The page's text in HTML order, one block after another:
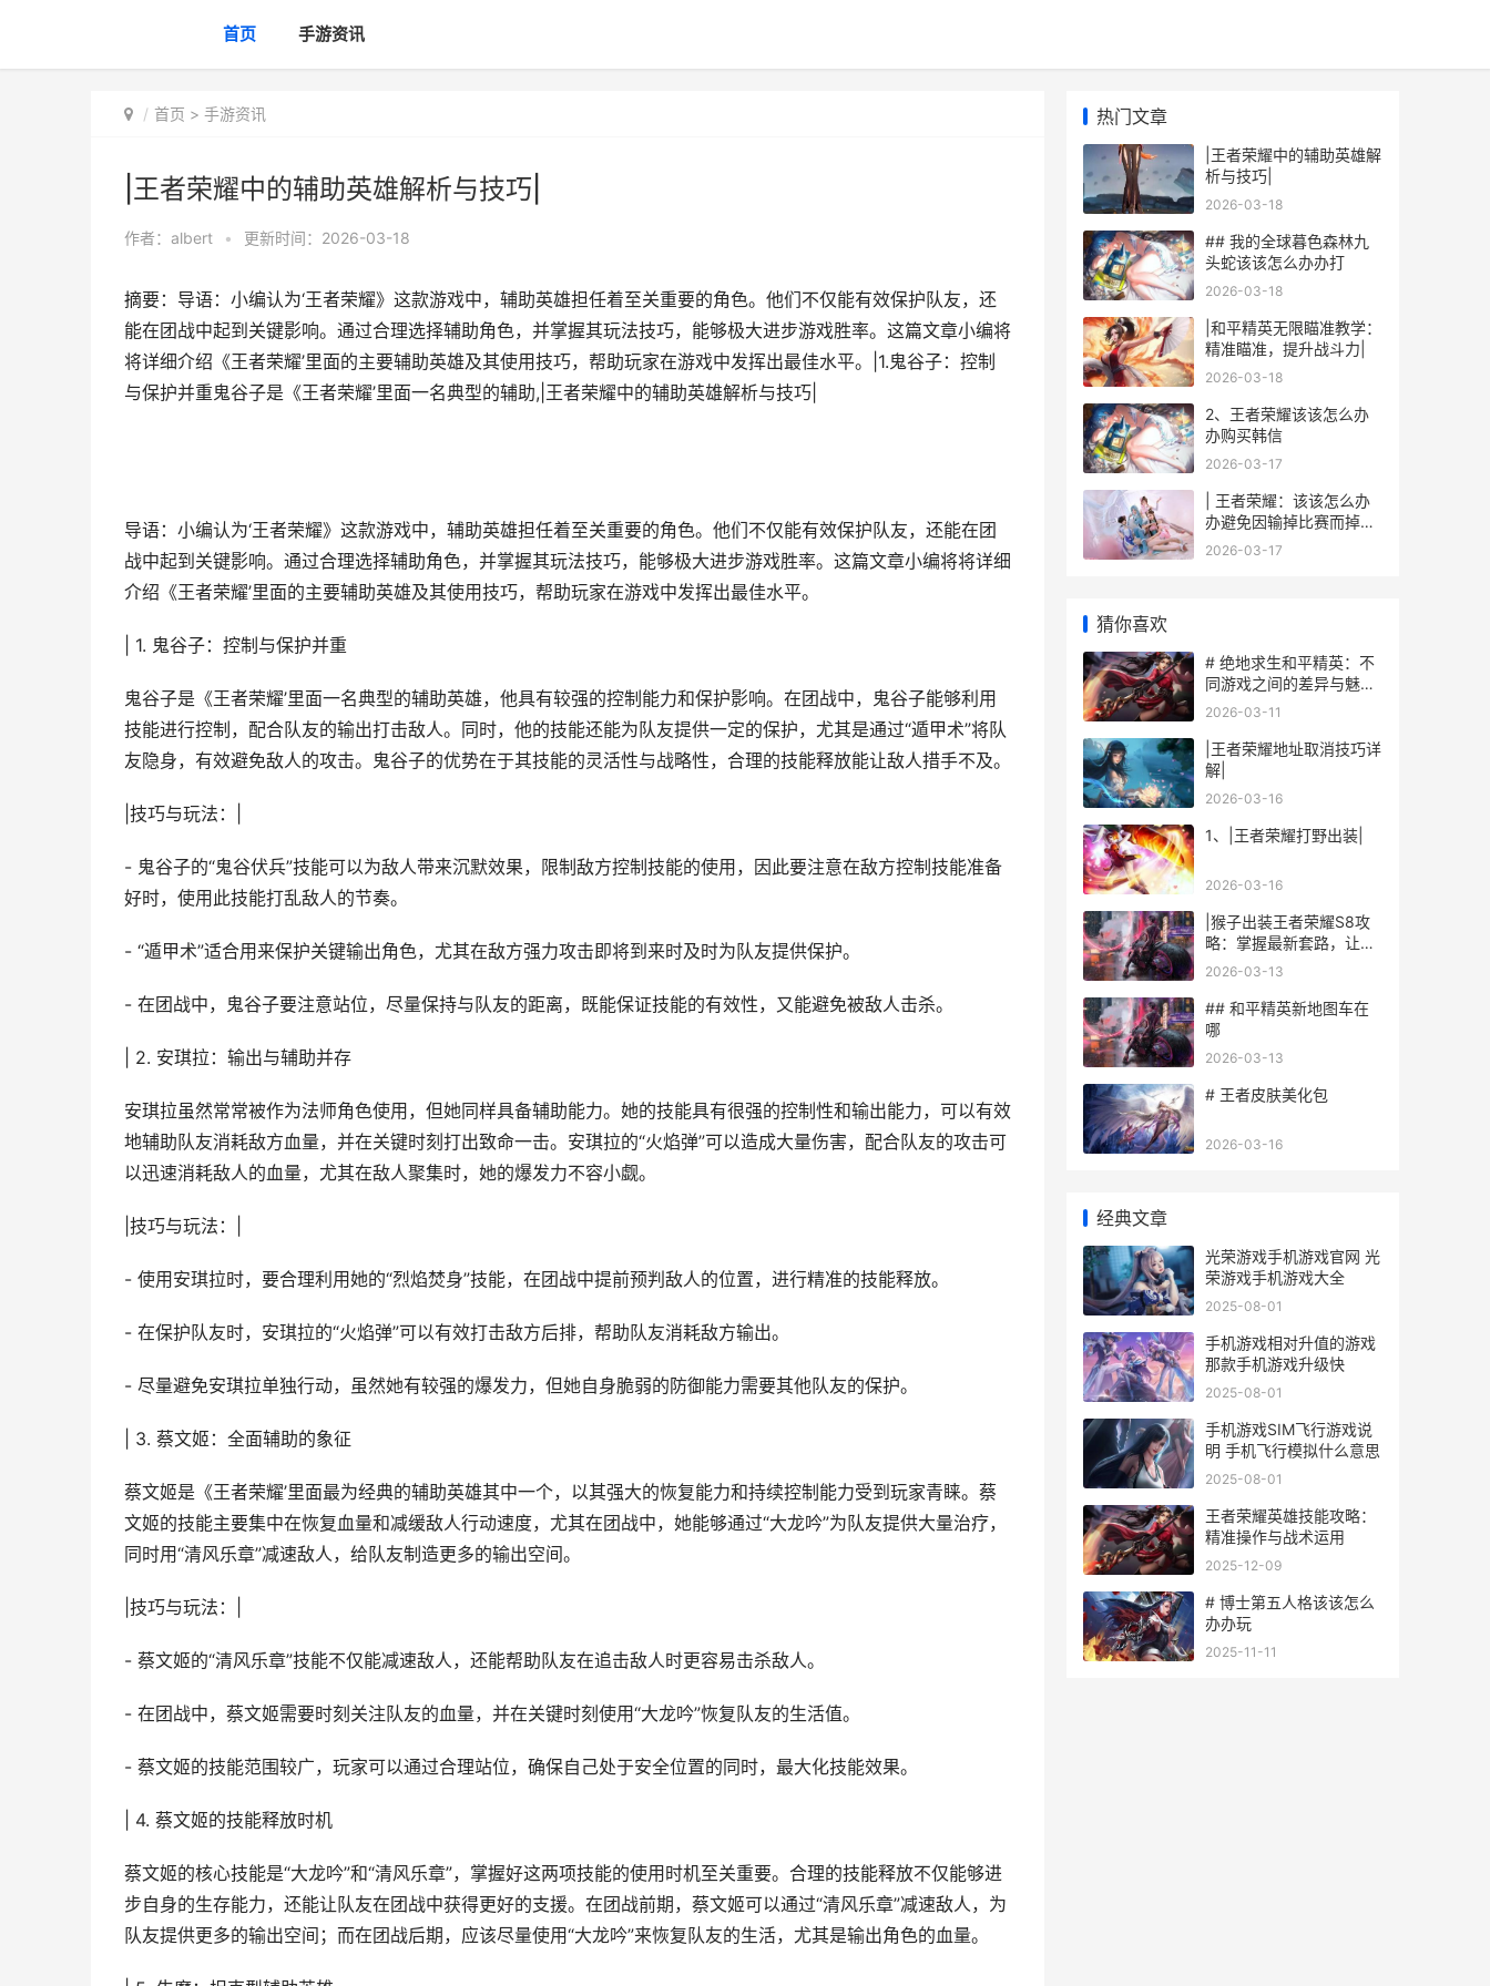
首页 手游资讯
首页 > 手游资讯
|王者荣耀中的辅助英雄解析与技巧|
作者： albert • 更新时间：2026-03-18
摘要：导语：小编认为‘王者荣耀》这款游戏中，辅助英雄担任着至关重要的角色。他们不仅能有效保护队友，还
能在团战中起到关键影响。通过合理选择辅助角色，并掌握其玩法技巧，能够极大进步游戏胜率。这篇文章小编将
将详细介绍《王者荣耀’里面的主要辅助英雄及其使用技巧，帮助玩家在游戏中发挥出最佳水平。|1.鬼谷子：控制
与保护并重鬼谷子是《王者荣耀’里面一名典型的辅助,|王者荣耀中的辅助英雄解析与技巧|
导语：小编认为‘王者荣耀》这款游戏中，辅助英雄担任着至关重要的角色。他们不仅能有效保护队友，还能在团
战中起到关键影响。通过合理选择辅助角色，并掌握其玩法技巧，能够极大进步游戏胜率。这篇文章小编将将详细
介绍《王者荣耀’里面的主要辅助英雄及其使用技巧，帮助玩家在游戏中发挥出最佳水平。
| 1. 鬼谷子：控制与保护并重
鬼谷子是《王者荣耀’里面一名典型的辅助英雄，他具有较强的控制能力和保护影响。在团战中，鬼谷子能够利用
技能进行控制，配合队友的输出打击敌人。同时，他的技能还能为队友提供一定的保护，尤其是通过“遁甲术”将队
友隐身，有效避免敌人的攻击。鬼谷子的优势在于其技能的灵活性与战略性，合理的技能释放能让敌人措手不及。
|技巧与玩法：|
- 鬼谷子的“鬼谷伏兵”技能可以为敌人带来沉默效果，限制敌方控制技能的使用，因此要注意在敌方控制技能准备
好时，使用此技能打乱敌人的节奏。
- “遁甲术”适合用来保护关键输出角色，尤其在敌方强力攻击即将到来时及时为队友提供保护。
- 在团战中，鬼谷子要注意站位，尽量保持与队友的距离，既能保证技能的有效性，又能避免被敌人击杀。
| 2. 安琪拉：输出与辅助并存
安琪拉虽然常常被作为法师角色使用，但她同样具备辅助能力。她的技能具有很强的控制性和输出能力，可以有效
地辅助队友消耗敌方血量，并在关键时刻打出致命一击。安琪拉的“火焰弹”可以造成大量伤害，配合队友的攻击可
以迅速消耗敌人的血量，尤其在敌人聚集时，她的爆发力不容小觑。
|技巧与玩法：|
- 使用安琪拉时，要合理利用她的“烈焰焚身”技能，在团战中提前预判敌人的位置，进行精准的技能释放。
- 在保护队友时，安琪拉的“火焰弹”可以有效打击敌方后排，帮助队友消耗敌方输出。
- 尽量避免安琪拉单独行动，虽然她有较强的爆发力，但她自身脆弱的防御能力需要其他队友的保护。
| 3. 蔡文姬：全面辅助的象征
蔡文姬是《王者荣耀’里面最为经典的辅助英雄其中一个，以其强大的恢复能力和持续控制能力受到玩家青睐。蔡
文姬的技能主要集中在恢复血量和减缓敌人行动速度，尤其在团战中，她能够通过“大龙吟”为队友提供大量治疗，
同时用“清风乐章”减速敌人，给队友制造更多的输出空间。
|技巧与玩法：|
- 蔡文姬的“清风乐章”技能不仅能减速敌人，还能帮助队友在追击敌人时更容易击杀敌人。
- 在团战中，蔡文姬需要时刻关注队友的血量，并在关键时刻使用“大龙吟”恢复队友的生活值。
- 蔡文姬的技能范围较广，玩家可以通过合理站位，确保自己处于安全位置的同时，最大化技能效果。
| 4. 蔡文姬的技能释放时机
蔡文姬的核心技能是“大龙吟”和“清风乐章”，掌握好这两项技能的使用时机至关重要。合理的技能释放不仅能够进
步自身的生存能力，还能让队友在团战中获得更好的支援。在团战前期，蔡文姬可以通过“清风乐章”减速敌人，为
队友提供更多的输出空间；而在团战后期，应该尽量使用“大龙吟”来恢复队友的生活，尤其是输出角色的血量。
热门文章
|王者荣耀中的辅助英雄解
析与技巧|
2026-03-18
## 我的全球暮色森林九
头蛇该该怎么办办打
2026-03-18
|和平精英无限瞄准教学：
精准瞄准，提升战斗力|
2026-03-18
2、王者荣耀该该怎么办
办购买韩信
2026-03-17
| 王者荣耀：该该怎么办
办避免因输掉比赛而掉段
位
2026-03-17
猜你喜欢
# 绝地求生和平精英：不
同游戏之间的差异与魅力
#
2026-03-11
|王者荣耀地址取消技巧详
解|
2026-03-16
1、|王者荣耀打野出装|
2026-03-16
|猴子出装王者荣耀S8攻
略：掌握最新套路，让你
登顶王者|
2026-03-13
## 和平精英新地图车在
哪
2026-03-13
# 王者皮肤美化包
2026-03-16
经典文章
光荣游戏手机游戏官网 光
荣游戏手机游戏大全
2025-08-01
手机游戏相对升值的游戏
那款手机游戏升级快
2025-08-01
手机游戏SIM飞行游戏说
明 手机飞行模拟什么意思
2025-08-01
王者荣耀英雄技能攻略：
精准操作与战术运用
2025-12-09
# 博士第五人格该该怎么
办办玩
2025-11-11